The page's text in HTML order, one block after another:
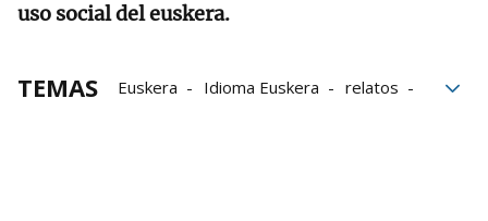
uso social del euskera.
TEMAS Euskera Idioma Euskera
relatos